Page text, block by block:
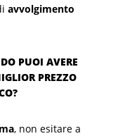
avvolgimento
PUOI AVERE
PREZZO
, non esitare a